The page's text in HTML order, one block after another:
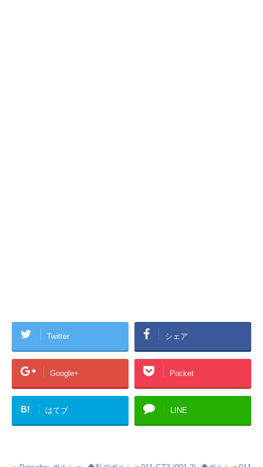
Twitter シェア
Google+ Pocket
B! はてブ LINE